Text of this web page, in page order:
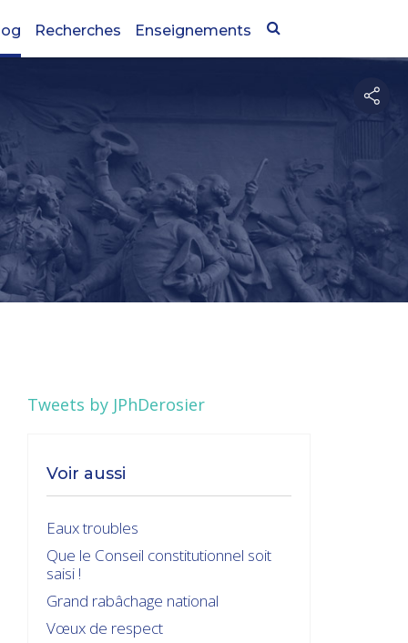
Recherches Enseignements
Tweets by JPhDerosier
Voir aussi
Eaux troubles
Que le Conseil constitutionnel soit
saisi !
Grand rabâchage national
Vœux de respect